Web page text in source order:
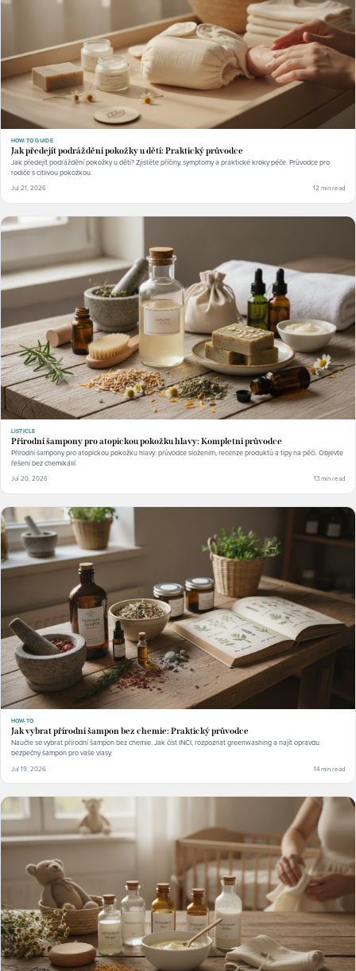
HOW-TO GUIDE
Jak předejít podráždění pokožky u dětí: Praktický průvodce
Jak předejít podráždění pokožky u dětí? Zjistěte příčiny, symptomy a praktické kroky péče. Průvodce pro
rodiče s citlivou pokožkou.
Jul 21, 2026 12 min read
LISTICLE
Přírodní šampony pro atopickou pokožku hlavy: Kompletní průvodce
Přírodní šampony pro atopickou pokožku hlavy: průvodce složením, recenze produktů a tipy na péči. Objevte
řešení bez chemikálií.
Jul 20, 2026 13 min read
HOW-TO
Jak vybrat přírodní šampon bez chemie: Praktický průvodce
Naučte se vybrat přírodní šampon bez chemie. Jak číst INCI, rozpoznat greenwashing a najít opravdu
bezpečný šampon pro vaše vlasy.
Jul 19, 2026 14 min read